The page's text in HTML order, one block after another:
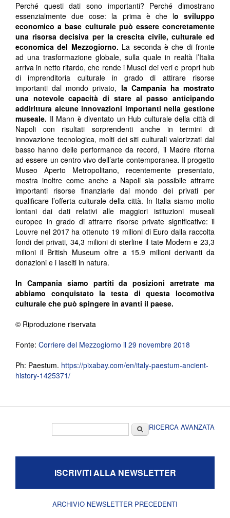
Perché questi dati sono importanti? Perché dimostrano
essenzialmente due cose: la prima è che lo sviluppo
economico a base culturale può essere concretamente
una risorsa decisiva per la crescita civile, culturale ed
economica del Mezzogiorno. La seconda è che di fronte
ad una trasformazione globale, sulla quale in realtà l’Italia
arriva in netto ritardo, che rende i Musei dei veri e propri hub
di imprenditoria culturale in grado di attirare risorse
importanti dal mondo privato, la Campania ha mostrato
una notevole capacità di stare al passo anticipando
addirittura alcune innovazioni importanti nella gestione
museale. Il Mann è diventato un Hub culturale della città di
Napoli con risultati sorprendenti anche in termini di
innovazione tecnologica, molti dei siti culturali valorizzati dal
basso hanno delle performance da record, il Madre ritorna
ad essere un centro vivo dell’arte contemporanea. Il progetto
Museo Aperto Metropolitano, recentemente presentato,
mostra inoltre come anche a Napoli sia possibile attrarre
importanti risorse finanziarie dal mondo dei privati per
qualificare l’offerta culturale della città. In Italia siamo molto
lontani dai dati relativi alle maggiori istituzioni museali
europee in grado di attrarre risorse private significative: il
Louvre nel 2017 ha ottenuto 19 milioni di Euro dalla raccolta
fondi dei privati, 34,3 milioni di sterline il tate Modern e 23,3
milioni il British Museum oltre a 15.9 milioni derivanti da
donazioni e i lasciti in natura.
In Campania siamo partiti da posizioni arretrate ma
abbiamo conquistato la testa di questa locomotiva
culturale che può spingere in avanti il paese.
© Riproduzione riservata
Fonte: Corriere del Mezzogiorno il 29 novembre 2018
Ph: Paestum. https://pixabay.com/en/italy-paestum-ancient-
history-1425371/
CercaRICERCA AVANZATA
ISCRIVITI ALLA NEWSLETTER
ARCHIVIO NEWSLETTER PRECEDENTI